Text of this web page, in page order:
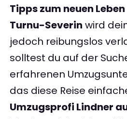
Tipps zum neuen
Turnu-Severin wird
jedoch reibungslos
solltest du auf der
erfahrenen
das diese Reise
Umzugsprofi Lindner